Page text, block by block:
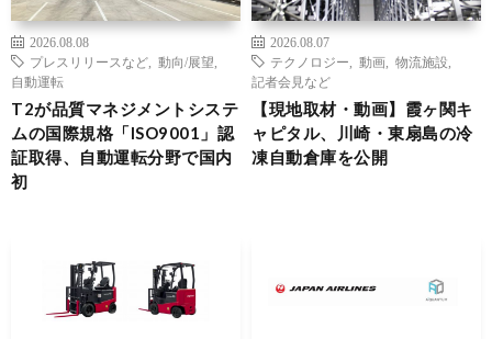
2026.08.08
プレスリリースなど
動向/展望
自動運転
T2が品質マネジメントシステ
ムの国際規格「ISO9001」認
証取得、自動運転分野で国内
初
2026.08.07
テクノロジー
動画 物流施設
記者会見など
【現地取材・動画】霞ヶ関キ
ャピタル、川崎・東扇島の冷
凍自動倉庫を公開